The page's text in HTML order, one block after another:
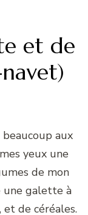
et de
aux
yeux une
de mon
une galette à
et de céréales.